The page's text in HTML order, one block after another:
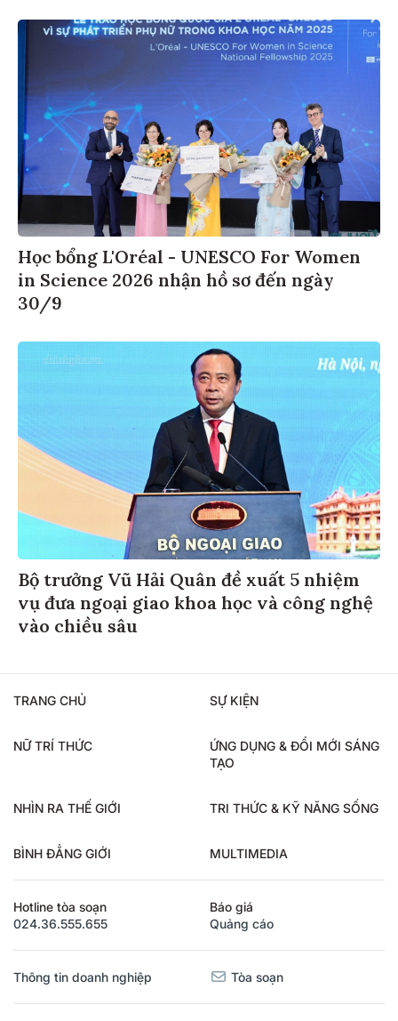
Học bổng L'Oréal - UNESCO For Women
in Science 2026 nhận hồ sơ đến ngày
30/9
Bộ trưởng Vũ Hải Quân đề xuất 5 nhiệm
vụ đưa ngoại giao khoa học và công nghệ
vào chiều sâu
TRANG CHỦ SỰ KIỆN
NỮ TRÍ THỨC
ỨNG DỤNG & ĐỔI MỚI SÁNG
TẠO
NHÌN RA THẾ GIỚI TRI THỨC & KỸ NĂNG SỐNG
BÌNH ĐẲNG GIỚI MULTIMEDIA
Hotline tòa soạn
024.36.555.655
Báo giá
Quảng cáo
Thông tin doanh nghiệp Tòa soạn